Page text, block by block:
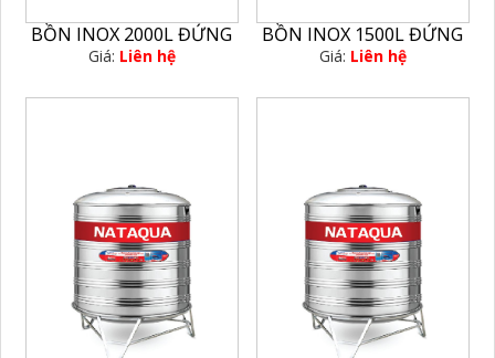
BỒN INOX 2000L ĐỨNG
Giá: Liên hệ
BỒN INOX 1500L ĐỨNG
Giá: Liên hệ